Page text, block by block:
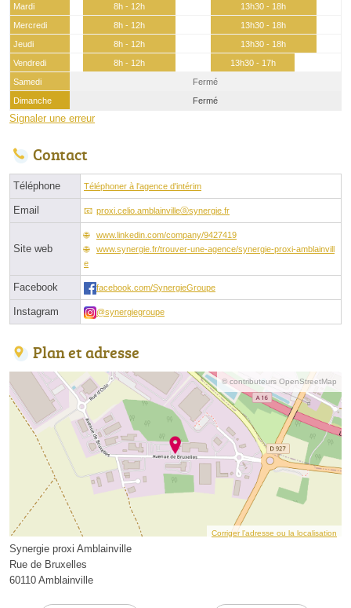
Mardi
8h - 12h
13h30 - 18h
Mercredi
8h - 12h
13h30 - 18h
Jeudi
8h - 12h
13h30 - 18h
Vendredi
8h - 12h
13h30 - 17h
Samedi
Fermé
Dimanche
Fermé
Signaler une erreur
Contact
Téléphone Téléphoner à l'agence d'intérim
Email proxi.celio.amblainvilleⓐsynergie.fr
Site web
www.linkedin.com/company/9427419
www.synergie.fr/trouver-une-agence/synergie-proxi-amblainvill
e
Facebook facebook.com/SynergieGroupe
Instagram @synergiegroupe
Plan et adresse
© contributeurs OpenStreetMap
Corriger l’adresse ou la localisation
Synergie proxi Amblainville
Rue de Bruxelles
60110 Amblainville